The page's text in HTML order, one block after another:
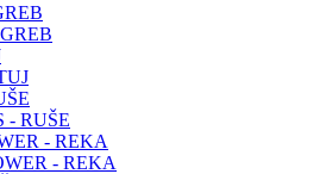
- RUŠE
- REKA